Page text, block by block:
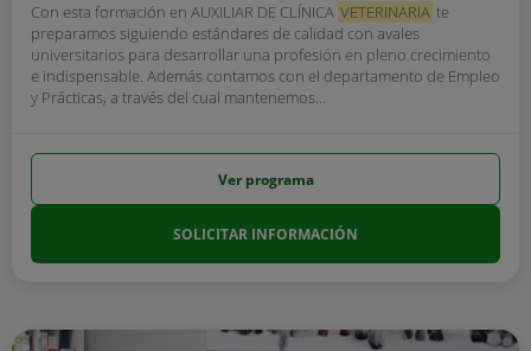
Con esta formación en AUXILIAR DE CLÍNICA VETERINARIA te
preparamos siguiendo estándares de calidad con avales
universitarios para desarrollar una profesión en pleno crecimiento
e indispensable. Además contamos con el departamento de Empleo
y Prácticas, a través del cual mantenemos...
Ver programa
SOLICITAR INFORMACIÓN